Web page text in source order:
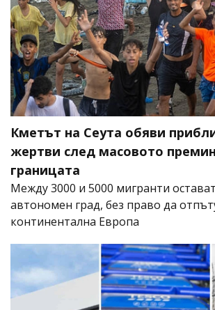
Кметът на Сеута обяви
жертви след масовото
границата
Между 3000 и 5000 мигранти
автономен град, без право да
континентална Европа